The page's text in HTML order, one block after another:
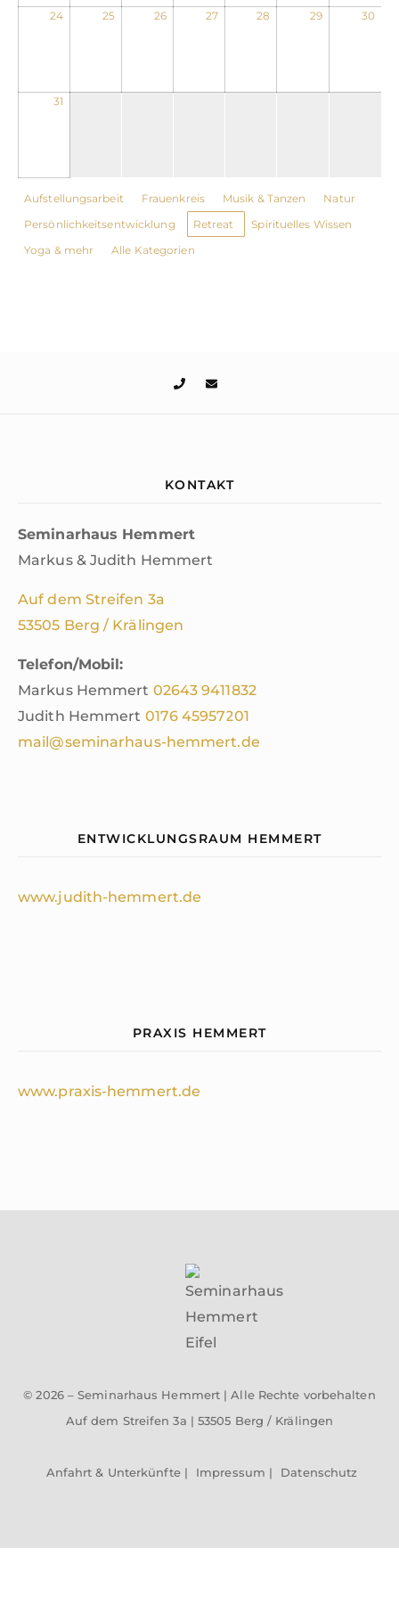
24 25 26 27 28 29 30
31
Kategorien
Aufstellungsarbeit Frauenkreis Musik & Tanzen
Natur
Persönlichkeitsentwicklung
Retreat
Spirituelles Wissen
Yoga & mehr
Alle Kategorien
KONTAKT
Seminarhaus Hemmert
Markus & Judith Hemmert
Auf dem Streifen 3a
53505 Berg / Krälingen
Telefon/Mobil:
Markus Hemmert 02643 9411832
Judith Hemmert 0176 45957201
mail@seminarhaus-hemmert.de
ENTWICKLUNGSRAUM HEMMERT
www.judith-hemmert.de
PRAXIS HEMMERT
www.praxis-hemmert.de
© 2026 – Seminarhaus Hemmert | Alle Rechte vorbehalten
Auf dem Streifen 3a | 53505 Berg / Krälingen
Anfahrt & Unterkünfte | Impressum | Datenschutz